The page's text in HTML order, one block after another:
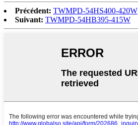
Précédent: TWMPD-54HS400-420W
Suivant: TWMPD-54HB395-415W